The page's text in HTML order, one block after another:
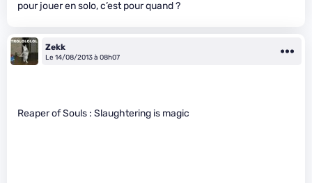
pour jouer en solo, c’est pour quand ?
Zekk
Le 14/08/2013 à 08h07
Reaper of Souls : Slaughtering is magic